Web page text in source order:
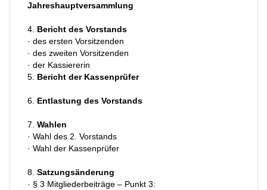
Jahreshauptversammlung
4. Bericht des Vorstands
· des ersten Vorsitzenden
· des zweiten Vorsitzenden
· der Kassiererin
5. Bericht der Kassenprüfer
6. Entlastung des Vorstands
7. Wahlen
· Wahl des 2. Vorstands
· Wahl der Kassenprüfer
8. Satzungsänderung
· § 3 Mitgliederbeiträge – Punkt 3: